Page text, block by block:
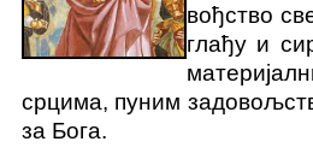
вођство
глађу и
срцима, пуним
за Бога.